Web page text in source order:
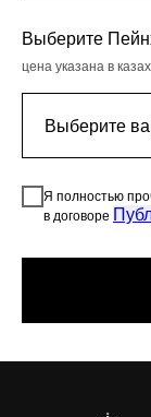
Выберите
цена указана в
Я полностью
в договоре